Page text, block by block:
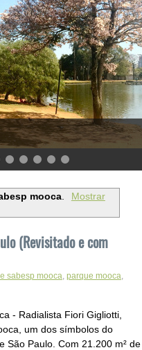
mooca.
Mostrar
(Revisitado e com
sabesp mooca parque mooca
- Radialista Fiori Gigliotti,
um dos símbolos do
São Paulo. Com 21.200 m² de